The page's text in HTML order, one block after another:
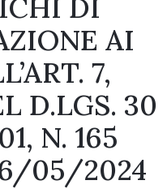
DI
AI
7,
D.LGS. 30
N. 165
05/2024